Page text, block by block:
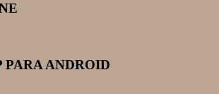
PARA ANDROID